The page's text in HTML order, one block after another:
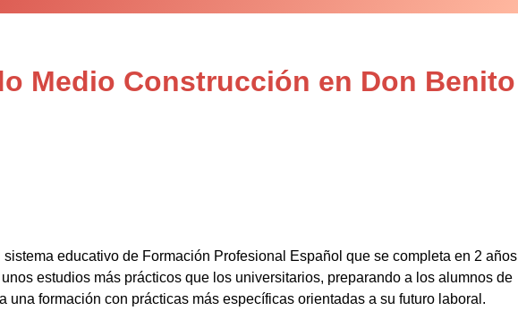
Medio Construcción en Don Benito
educativo de Formación Profesional Español que se completa en 2 años
estudios más prácticos que los universitarios, preparando a los alumnos de
formación con prácticas más específicas orientadas a su futuro laboral.